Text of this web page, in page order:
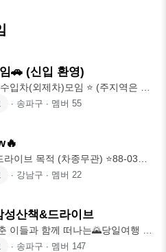
🚗 (신입 환영)
입차(외제차)모임 ⭐️ (주지역은 서
역 모임 주최합
∙ 송파구 ∙ 멤버 55
브 목적 (차종무관) ⭐️88-03년
생 남,녀 자차 필수 ⭐️드
∙ 강남구 ∙ 멤버 22
산책&드라이브
이들과 함께 떠나는🌄당일여행 산
《드라이브》라운지 <논
∙ 송파구 ∙ 멤버 147